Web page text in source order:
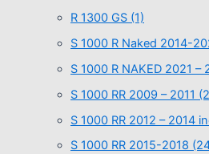
R 1300 GS (1)
S 1000 R Naked 2014-
S 1000 R NAKED 2021 –
S 1000 RR 2009 – 2011
S 1000 RR 2012 – 2014
S 1000 RR 2015-2018